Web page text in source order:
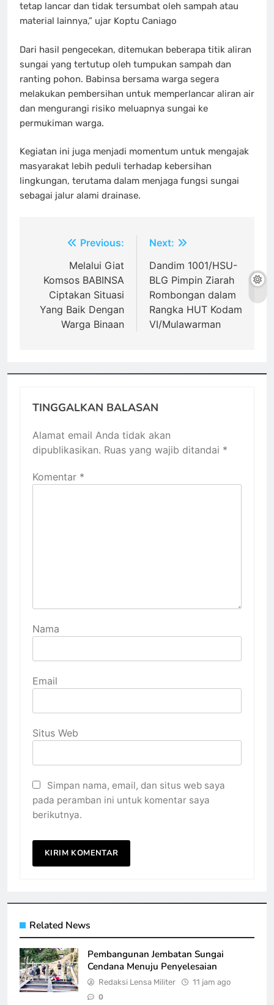
tetap lancar dan tidak tersumbat oleh sampah atau
material lainnya,” ujar Koptu Caniago
Dari hasil pengecekan, ditemukan beberapa titik aliran
sungai yang tertutup oleh tumpukan sampah dan
ranting pohon. Babinsa bersama warga segera
melakukan pembersihan untuk memperlancar aliran air
dan mengurangi risiko meluapnya sungai ke
permukiman warga.
Kegiatan ini juga menjadi momentum untuk mengajak
masyarakat lebih peduli terhadap kebersihan
lingkungan, terutama dalam menjaga fungsi sungai
sebagai jalur alami drainase.
NavigasiPrevious:
Melalui Giat
Komsos BABINSA
Ciptakan Situasi
Yang Baik Dengan
Warga Binaan
Next:
Dandim 1001/HSU-
BLG Pimpin Ziarah
Rombongan dalam
Rangka HUT Kodam
VI/Mulawarman
TINGGALKAN BALASAN
Alamat email Anda tidak akan
dipublikasikan. Ruas yang wajib ditandai *
Komentar *
Nama
Email
Situs Web
Simpan nama, email, dan situs web saya
pada peramban ini untuk komentar saya
berikutnya.
Related News
Pembangunan Jembatan Sungai
Cendana Menuju Penyelesaian
Redaksi Lensa Militer 11 jam ago
0